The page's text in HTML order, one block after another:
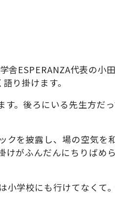
ESPERANZA代表の
り掛けます。
す。後ろにいる先生方
を披露し、場の空気を
がふんだんにちりばめ
小学校にも行けてなく